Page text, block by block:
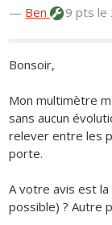
— Ben 9 ptsle
Bonsoir,
Mon multimètre
sans aucun
relever entre les
porte.
A votre avis est
possible) ? Autre